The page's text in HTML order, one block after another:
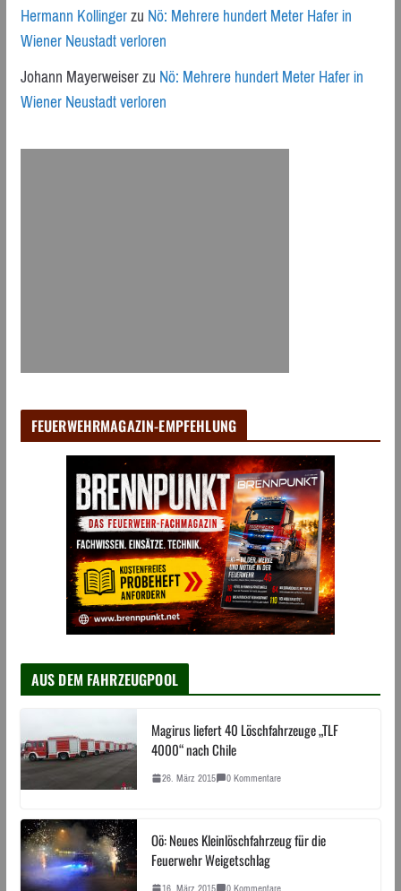
Hermann KollingerzuNö: Mehrere hundert Meter Hafer in
Wiener Neustadt verloren
Johann MayerweiserzuNö: Mehrere hundert Meter Hafer in
Wiener Neustadt verloren
FEUERWEHRMAGAZIN-EMPFEHLUNG
AUS DEM FAHRZEUGPOOL
Magirus liefert 40 Löschfahrzeuge „TLF
4000“ nach Chile
26. März 2015 0 Kommentare
Oö: Neues Kleinlöschfahrzeug für die
Feuerwehr Weigetschlag